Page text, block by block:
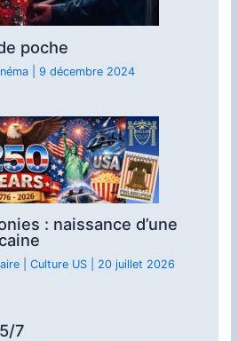
poche
| 9 décembre 2024
: naissance d’une
Culture US| 20 juillet 2026
7